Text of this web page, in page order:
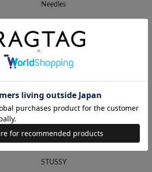
Needles
HUMAN MADE
STUSSY